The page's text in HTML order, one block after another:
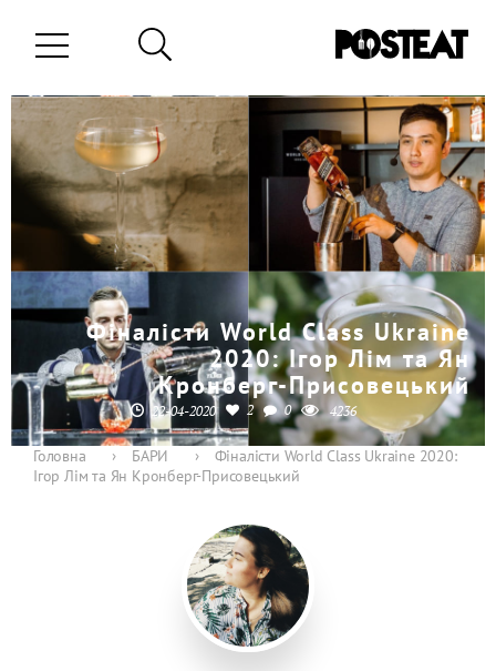
Фіналісти World Class Ukraine
2020: Ігор Лім та Ян
Кронберг-Присовецький
22-04-2020 2 0 4236
Головна › БАРИ ›
Фіналісти World Class Ukraine 2020:
Ігор Лім та Ян Кронберг-Присовецький